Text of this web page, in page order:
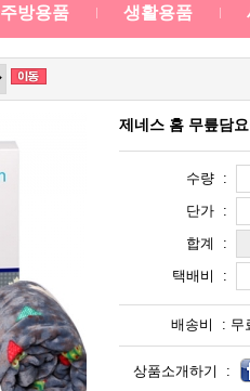
주방용품 생활용품
제네스 홈 무릎담
수량 :
단가 :
합계 :
택배비 :
배송비 : 무
상품소개하기 :